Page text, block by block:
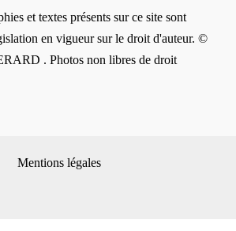
et textes présents sur ce site sont
en vigueur sur le droit d'auteur. ©
. Photos non libres de droit
Mentions légales